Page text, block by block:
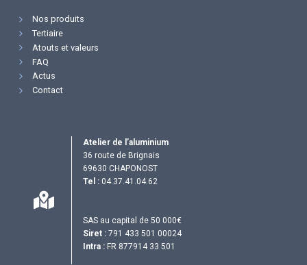
Nos produits
Tertiaire
Atouts et valeurs
FAQ
Actus
Contact
Atelier de l’aluminium
36 route de Brignais
69630 CHAPONOST
Tel : 04.37.41.04.62
SAS au capital de 50 000€
Siret : 791 433 501 00024
Intra : FR 877914 33 501